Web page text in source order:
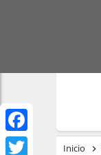
Facebook
Inicio